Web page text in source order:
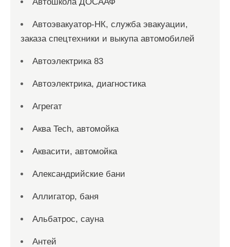
Автоэвакуатор-НК, служба эвакуации,
заказа спецтехники и выкупа автомобилей
Автоэлектрика 83
Автоэлектрика, диагностика
Агрегат
Аква Tech, автомойка
Аквасити, автомойка
Александрийские бани
Аллигатор, баня
Альбатрос, сауна
Антей